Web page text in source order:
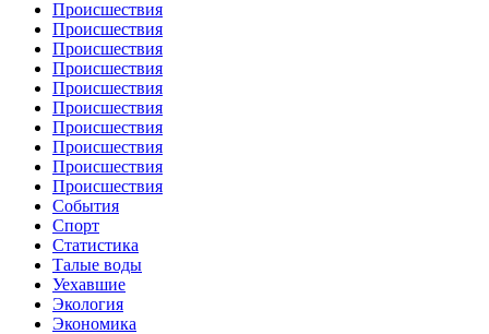
Происшествия
Происшествия
Происшествия
Происшествия
Происшествия
Происшествия
Происшествия
Происшествия
Происшествия
Происшествия
События
Спорт
Статистика
Талые воды
Уехавшие
Экология
Экономика